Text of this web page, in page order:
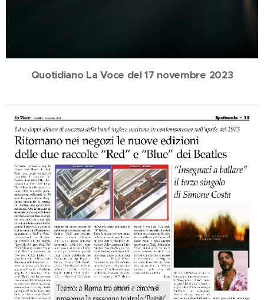
Quotidiano La Voce del 17 novembre 2023